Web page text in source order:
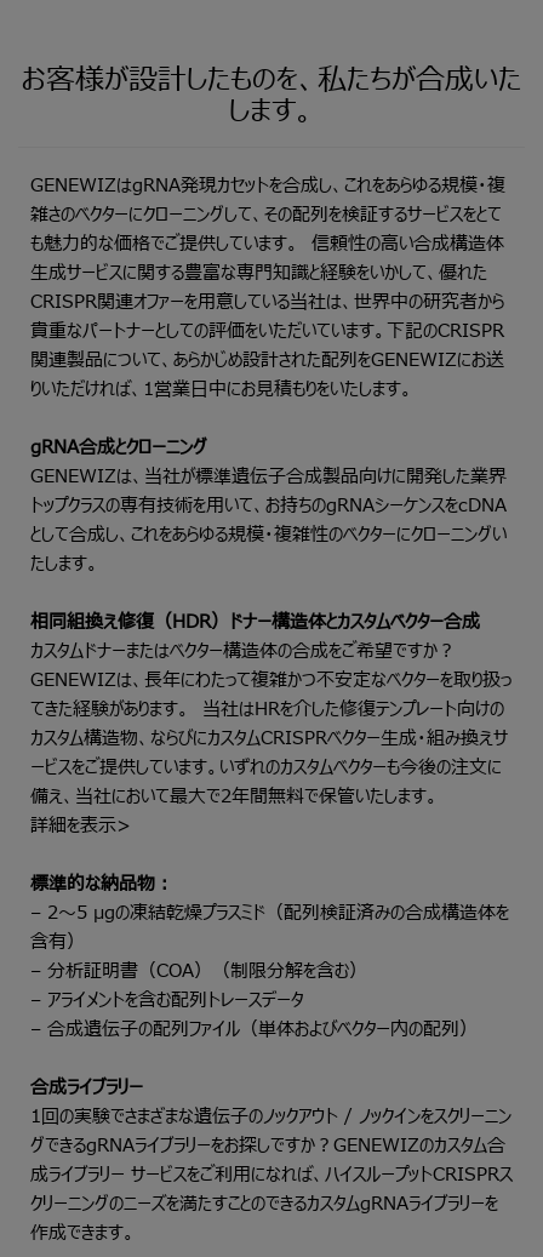
お客様が設計したものを、私たちが合成いた
します。
GENEWIZはgRNA発現カセットを合成し、これをあらゆる規模・複
雑さのベクターにクローニングして、その配列を検証するサービスをとて
も魅力的な価格でご提供しています。 信頼性の高い合成構造体
生成サービスに関する豊富な専門知識と経験をいかして、優れた
CRISPR関連オファーを用意している当社は、世界中の研究者から
貴重なパートナーとしての評価をいただいています。下記のCRISPR
関連製品について、あらかじめ設計された配列をGENEWIZにお送
りいただければ、1営業日中にお見積もりをいたします。
gRNA合成とクローニング
GENEWIZは、当社が標準遺伝子合成製品向けに開発した業界
トップクラスの専有技術を用いて、お持ちのgRNAシーケンスをcDNA
として合成し、これをあらゆる規模・複雑性のベクターにクローニングい
たします。
相同組換え修復（HDR）ドナー構造体とカスタムベクター合成
カスタムドナーまたはベクター構造体の合成をご希望ですか？
GENEWIZは、長年にわたって複雑かつ不安定なベクターを取り扱っ
てきた経験があります。 当社はHRを介した修復テンプレート向けの
カスタム構造物、ならびにカスタムCRISPRベクター生成・組み換えサ
ービスをご提供しています。いずれのカスタムベクターも今後の注文に
備え、当社において最大で2年間無料で保管いたします。
詳細を表示>
標準的な納品物：
– 2～5 µgの凍結乾燥プラスミド（配列検証済みの合成構造体を
含有）
– 分析証明書（COA）（制限分解を含む）
– アライメントを含む配列トレースデータ
– 合成遺伝子の配列ファイル（単体およびベクター内の配列）
合成ライブラリー
1回の実験でさまざまな遺伝子のノックアウト / ノックインをスクリーニン
グできるgRNAライブラリーをお探しですか？GENEWIZのカスタム合
成ライブラリー サービスをご利用になれば、ハイスループットCRISPRス
クリーニングのニーズを満たすことのできるカスタムgRNAライブラリーを
作成できます。